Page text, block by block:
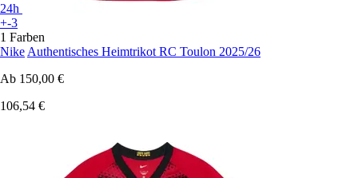
24h
+-3
1 Farben
Nike Authentisches Heimtrikot RC Toulon 2025/26
Ab 150,00 €
106,54 €